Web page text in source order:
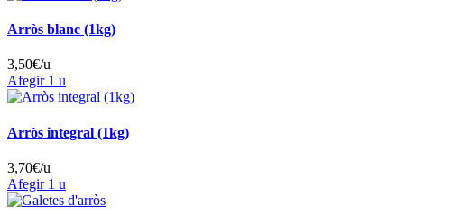
Arròs blanc (1kg)
3,50€/u
Afegir 1 u
Arròs integral (1kg)
3,70€/u
Afegir 1 u